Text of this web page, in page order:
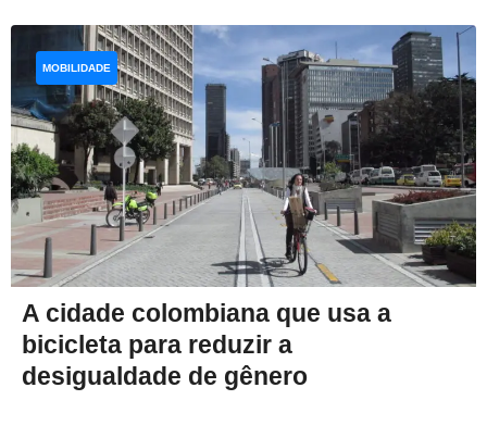
A cidade colombiana que usa a
bicicleta para reduzir a
desigualdade de gênero
MOBILIDADE